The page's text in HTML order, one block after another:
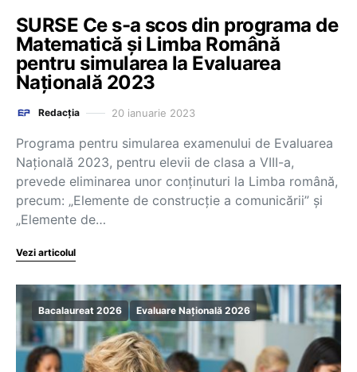
SURSE Ce s-a scos din programa de
Matematică și Limba Română
pentru simularea la Evaluarea
Națională 2023
Redacția 20 ianuarie 2023
Programa pentru simularea examenului de Evaluarea
Națională 2023, pentru elevii de clasa a VIII-a,
prevede eliminarea unor conținuturi la Limba română,
precum: „Elemente de construcție a comunicării” și
„Elemente de…
Vezi articolul
Bacalaureat 2026 Evaluare Națională 2026